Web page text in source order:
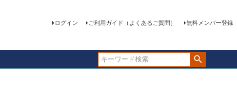
ログイン ご利用ガイド（よくあるご質問） 無料メンバー登録